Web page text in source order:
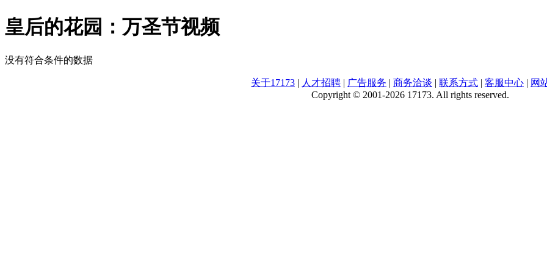
皇后的花园：万圣节视频
没有符合条件的数据
关于17173 | 人才招聘 | 广告服务 | 商务洽谈 | 联系方式 | 客服中心 | 网
Copyright © 2001-2026 17173. All rights reserved.